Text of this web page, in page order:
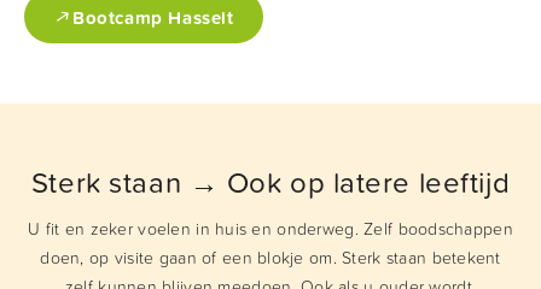
Bootcamp Hasselt
Sterk staan → Ook op latere leeftijd
U fit en zeker voelen in huis en onderweg. Zelf boodschappen
doen, op visite gaan of een blokje om. Sterk staan betekent